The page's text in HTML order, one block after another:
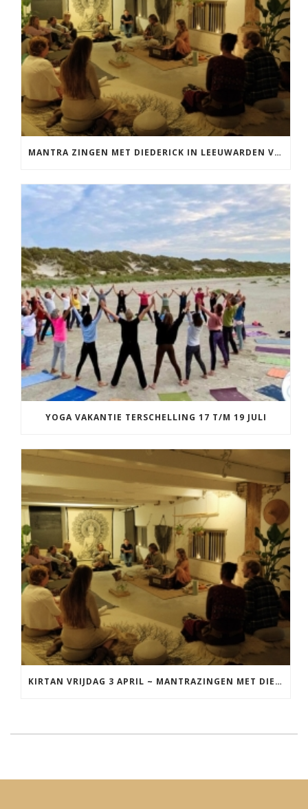
MANTRA ZINGEN MET DIEDERICK IN LEEUWARDEN VRIJDAG 12 JUNI KIRTAN
YOGA VAKANTIE TERSCHELLING 17 T/M 19 JULI
KIRTAN VRIJDAG 3 APRIL ~ MANTRAZINGEN MET DIEDERICK IN LEEUWARDEN